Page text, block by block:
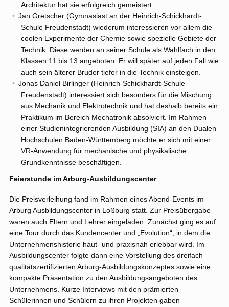
Architektur hat sie erfolgreich gemeistert.
Jan Gretscher (Gymnasiast an der Heinrich-Schickhardt-
Schule Freudenstadt) wiederum interessieren vor allem die
coolen Experimente der Chemie sowie spezielle Gebiete der
Technik. Diese werden an seiner Schule als Wahlfach in den
Klassen 11 bis 13 angeboten. Er will später auf jeden Fall wie
auch sein älterer Bruder tiefer in die Technik einsteigen.
Jonas Daniel Birlinger (Heinrich-Schickhardt-Schule
Freudenstadt) interessiert sich besonders für die Mischung
aus Mechanik und Elektrotechnik und hat deshalb bereits ein
Praktikum im Bereich Mechatronik absolviert. Im Rahmen
einer Studienintegrierenden Ausbildung (SIA) an den Dualen
Hochschulen Baden-Württemberg möchte er sich mit einer
VR-Anwendung für mechanische und physikalische
Grundkenntnisse beschäftigen.
Feierstunde im Arburg-Ausbildungscenter
Die Preisverleihung fand im Rahmen eines Abend-Events im
Arburg Ausbildungscenter in Loßburg statt. Zur Preisübergabe
waren auch Eltern und Lehrer eingeladen. Zunächst ging es auf
eine Tour durch das Kundencenter und „Evolution“, in dem die
Unternehmenshistorie haut- und praxisnah erlebbar wird. Im
Ausbildungscenter folgte dann eine Vorstellung des dreifach
qualitätszertifizierten Arburg-Ausbildungskonzeptes sowie eine
kompakte Präsentation zu den Ausbildungsangeboten des
Unternehmens. Kurze Interviews mit den prämierten
Schülerinnen und Schülern zu ihren Projekten gaben